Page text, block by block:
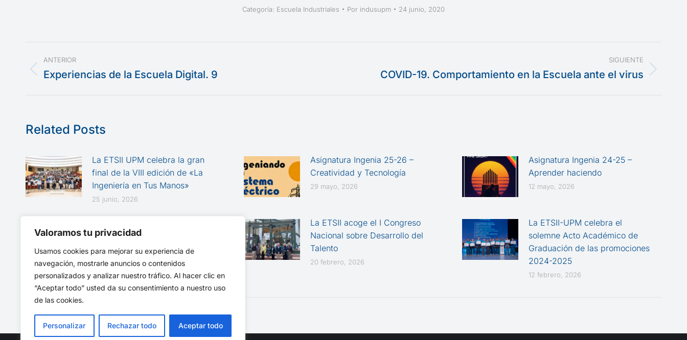
Valoramos tu privacidad
Usamos cookies para mejorar su experiencia de
navegación, mostrarle anuncios o contenidos
personalizados y analizar nuestro tráfico. Al hacer clic en
“Aceptar todo” usted da su consentimiento a nuestro uso
de las cookies.
Personalizar Rechazar todo Aceptar todo
Categoría: Escuela Industriales Por indusupm 24 junio, 2020
Navegación
entre
ANTERIOR
Publicación
Experiencias de la Escuela Digital. 9
SIGUIENTE
Publicación
COVID-19. Comportamiento en la Escuela ante el virus
Related Posts
La ETSII UPM celebra la gran
final de la VIII edición de «La
Ingeniería en Tus Manos»
25 junio, 2026
Asignatura Ingenia 25-26 –
Creatividad y Tecnología
29 mayo, 2026
Asignatura Ingenia 24-25 –
Aprender haciendo
12 mayo, 2026
aprendizaje práctico a la
innovación ferroviaria
3 marzo, 2026
La ETSII acoge el I Congreso
Nacional sobre Desarrollo del
Talento
20 febrero, 2026
La ETSII-UPM celebra el
solemne Acto Académico de
Graduación de las promociones
2024-2025
12 febrero, 2026